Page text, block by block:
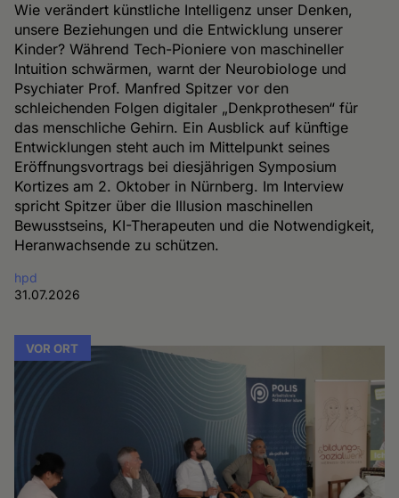
Wie verändert künstliche Intelligenz unser Denken,
unsere Beziehungen und die Entwicklung unserer
Kinder? Während Tech-Pioniere von maschineller
Intuition schwärmen, warnt der Neurobiologe und
Psychiater Prof. Manfred Spitzer vor den
schleichenden Folgen digitaler „Denkprothesen“ für
das menschliche Gehirn. Ein Ausblick auf künftige
Entwicklungen steht auch im Mittelpunkt seines
Eröffnungsvortrags bei diesjährigen Symposium
Kortizes am 2. Oktober in Nürnberg. Im Interview
spricht Spitzer über die Illusion maschinellen
Bewusstseins, KI-Therapeuten und die Notwendigkeit,
Heranwachsende zu schützen.
hpd
31.07.2026
VOR ORT